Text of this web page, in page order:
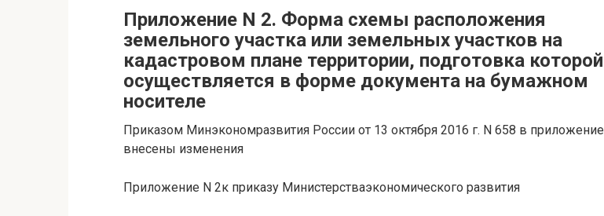
Приложение N 2. Форма схемы расположения
земельного участка или земельных участков на
кадастровом плане территории, подготовка которой
осуществляется в форме документа на бумажном
носителе
Приказом Минэкономразвития России от 13 октября 2016 г. N 658 в приложение
внесены изменения
Приложение N 2к приказу Министерстваэкономического развития